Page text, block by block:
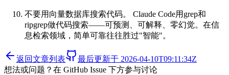
不要用向量数据库搜索代码。 Claude Code用grep和
ripgrep做代码搜索——可预测、可解释、零幻觉。在信
息检索领域，简单可靠往往胜过"智能"。
返回文章列表 最后更新于 2026-04-10T09:11:34Z
想法或问题？在 GitHub Issue 下方参与讨论